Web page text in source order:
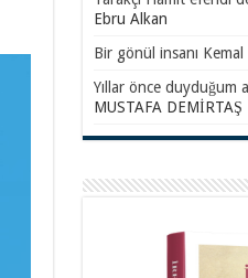
Ebru Alkan
Bir gönül insanı Kemal
Yıllar önce duyduğum
MUSTAFA DEMİRTAŞ